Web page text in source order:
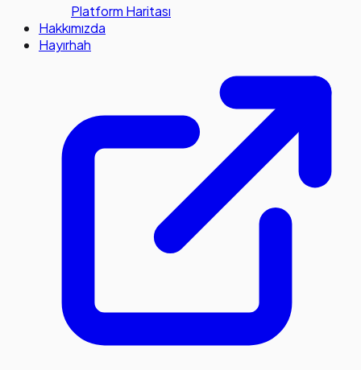
Platform Haritası
Hakkımızda
Hayırhah